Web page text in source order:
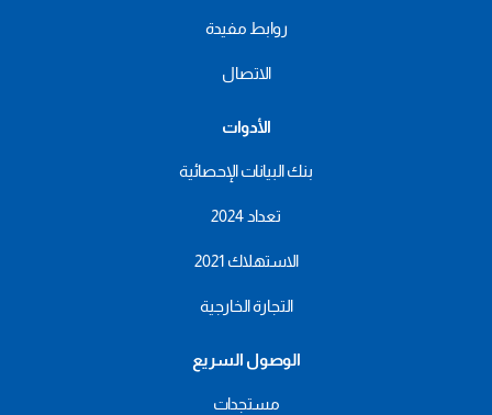
روابط مفيدة
الاتصال
الأدوات
بنك البيانات الإحصائية
تعداد 2024
الاستهلاك 2021
التجارة الخارجية
الوصول السريع
مستجدات